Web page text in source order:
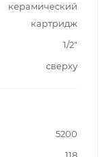
керамический
картридж
1/2"
сверху
5200